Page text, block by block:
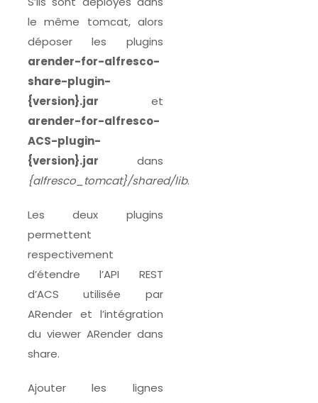
le même tomcat, alors
déposer les plugins
arender-for-alfresco-
share-plugin-
{version}.jar et
arender-for-alfresco-
ACS-plugin-
{version}.jar dans
{alfresco_tomcat}/shared/lib.
Les deux plugins
permettent
respectivement
d’étendre l’API REST
d’ACS utilisée par
ARender et l’intégration
du viewer ARender dans
share.
Ajouter les lignes